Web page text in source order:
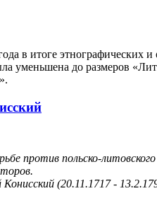
в итоге
уменьшена до размеров
против польско-
Конисский (20.11.1717 -